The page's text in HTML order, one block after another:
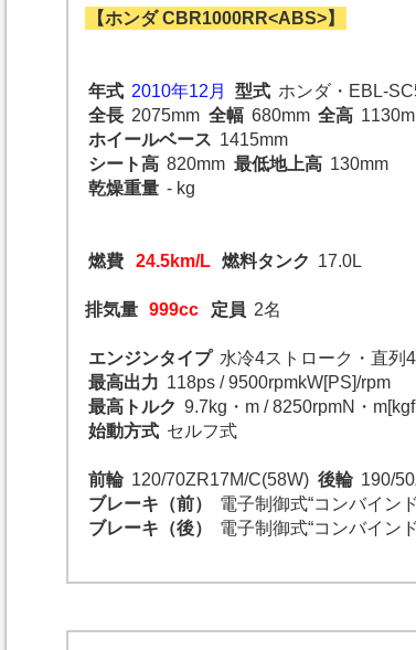
【ホンダ CBR1000RR<ABS>】
年式 2010年12月 型式 ホンダ・EBL-
全長 2075mm 全幅 680mm 全高
ホイールベース 1415mm
シート高 820mm 最低地上高 130mm
乾燥重量 - kg
燃費 24.5km/L 燃料タンク 17.0L
排気量 999cc 定員 2名
エンジンタイプ 水冷4ストローク・直列
最高出力 118ps / 9500rpmkW[PS]/rpm
最高トルク 9.7kg・m / 8250rpmN・
始動方式 セルフ式
前輪 120/70ZR17M/C(58W) 後輪 190/
ブレーキ（前）
電子制御式“コンバイン
ブレーキ（後）
電子制御式“コンバイン